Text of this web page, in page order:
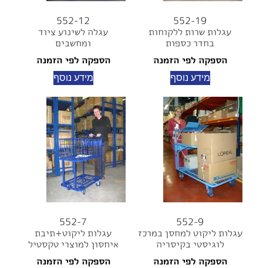
552-19
עגלות שרות ללקוחות
בחדר כספות
הספקה לפי הזמנה
מידע נוסף
552-12
עגלה לשינוע ציוד
ומחשבים
הספקה לפי הזמנה
מידע נוסף
552-9
עגלות ליקוט למחסן במרכז
לוגיסטי בקיסריה
הספקה לפי הזמנה
552-7
עגלות ליקוט+תיבת
איחסון למוצרי טקסטיל
הספקה לפי הזמנה